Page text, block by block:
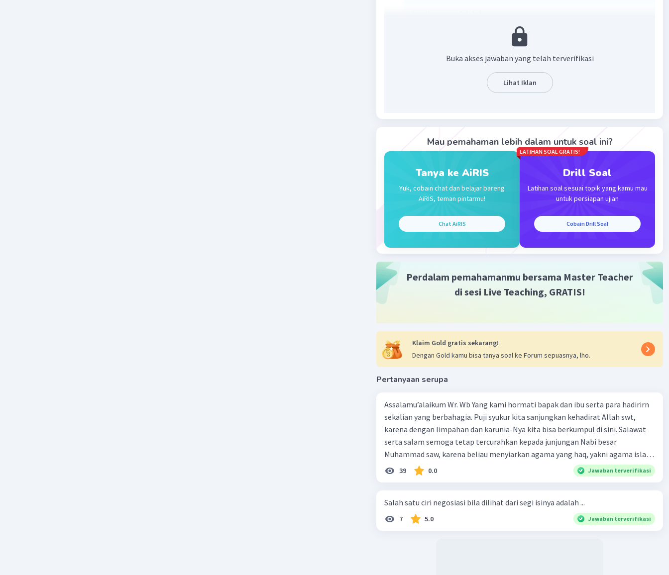
karena pada teks tersebut memberi informasi mengenai korban jiwa
dan kerusakan akibat dari tsunami Aceh.
Balas
Iklan
Buka akses jawaban yang telah terverifikasi
Lihat Iklan
Mau pemahaman lebih dalam untuk soal ini?
Tanya ke AiRIS
Yuk, cobain chat dan belajar bareng
AiRIS, teman pintarmu!
Chat AiRIS
LATIHAN SOAL GRATIS!
Drill Soal
Latihan soal sesuai topik yang kamu mau
untuk persiapan ujian
Cobain Drill Soal
Perdalam pemahamanmu bersama Master Teacher
di sesi Live Teaching, GRATIS!
Klaim Gold gratis sekarang!
Dengan Gold kamu bisa tanya soal ke Forum sepuasnya, lho.
Pertanyaan serupa
Assalamu’alaikum Wr. Wb Yang kami hormati bapak dan ibu serta para hadirirn
sekalian yang berbahagia. Puji syukur kita sanjungkan kehadirat Allah swt,
karena dengan limpahan dan karunia-Nya kita bisa berkumpul di sini. Salawat
serta salam semoga tetap tercurahkan kepada junjungan Nabi besar
Muhammad saw, karena beliau menyiarkan agama yang haq, yakni agama islam,
agama yang diridai oleh Allah swt. Semoga kita sekalian termasuk ke dalam
umat-Nya yang diberkahi. Amin ya rabbal alamin. Hadirin sekalian yang
lingkungan keluarga, sanak saudara, bahkan juga di masyarakat luas. Karena
dengan jiwa sosial, maka terjalinlah di antara kita saling tolong-menolong,
39 0.0 Jawaban terverifikasi
Salah satu ciri negosiasi bila dilihat dari segi isinya adalah ...
7 5.0 Jawaban terverifikasi